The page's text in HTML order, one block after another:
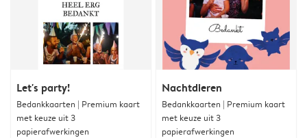
Let's party!
Bedankkaarten | Premium kaart
met keuze uit 3
papierafwerkingen
Nachtdieren
Bedankkaarten | Premium kaart
met keuze uit 3
papierafwerkingen